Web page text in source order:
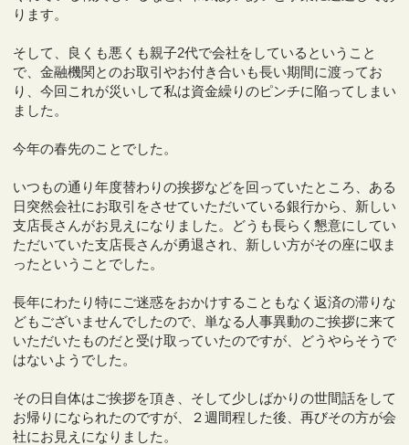
ります。
そして、良くも悪くも親子2代で会社をしているということ
で、金融機関とのお取引やお付き合いも長い期間に渡ってお
り、今回これが災いして私は資金繰りのピンチに陥ってしまい
ました。
今年の春先のことでした。
いつもの通り年度替わりの挨拶などを回っていたところ、ある
日突然会社にお取引をさせていただいている銀行から、新しい
支店長さんがお見えになりました。どうも長らく懇意にしてい
ただいていた支店長さんが勇退され、新しい方がその座に収ま
ったということでした。
長年にわたり特にご迷惑をおかけすることもなく返済の滞りな
どもございませんでしたので、単なる人事異動のご挨拶に来て
いただいたものだと受け取っていたのですが、どうやらそうで
はないようでした。
その日自体はご挨拶を頂き、そして少しばかりの世間話をして
お帰りになられたのですが、２週間程した後、再びその方が会
社にお見えになりました。